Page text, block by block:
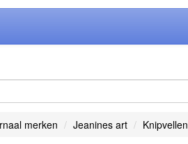
merken Jeanines art Knipvellen